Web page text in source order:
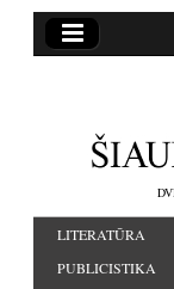
LITERATŪRA
PUBLICISTIKA